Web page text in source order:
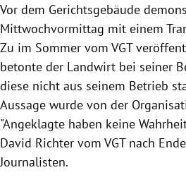
Vor dem Gerichtsgebäude
Mittwochvormittag mit einem
Zu im Sommer vom VGT
betonte der Landwirt bei seiner
diese nicht aus seinem Betrieb
Aussage wurde von der
"Angeklagte haben keine
David Richter vom VGT nach
Journalisten.